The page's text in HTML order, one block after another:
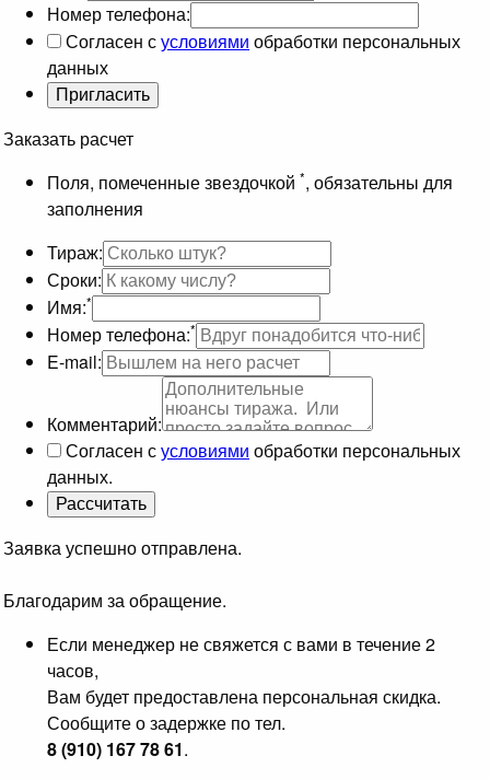
Номер телефона:
Согласен сусловиями обработки персональных
данных
Заказать расчет
Поля, помеченные звездочкой *, обязательны для
заполнения
Тираж:
Сроки:
Имя:*
Номер телефона:*
E-mail:
Комментарий:
Согласен сусловиями обработки персональных
данных.
Заявка успешно отправлена.
Благодарим за обращение.
Если менеджер не свяжется с вами в течение 2
часов,
Вам будет предоставлена персональная скидка.
Сообщите о задержке по тел.
8 (910) 167 78 61.